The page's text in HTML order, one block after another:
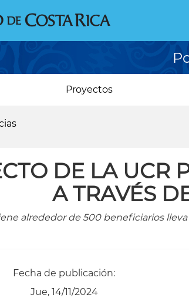
Proyectos
DE LA UCR
A TRAVÉS
alrededor de 500 beneficiarios
Fecha de publicación:
Jue, 14/11/2024